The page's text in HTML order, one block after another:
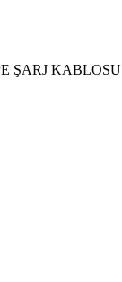
ŞARJ KABLOSU